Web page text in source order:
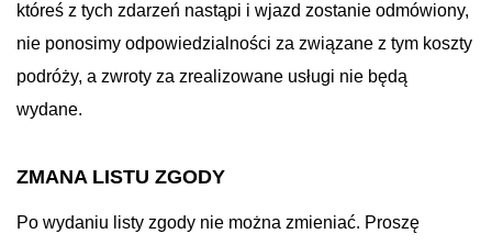
któreś z tych zdarzeń nastąpi i wjazd zostanie odmówiony,
nie ponosimy odpowiedzialności za związane z tym koszty
podróży, a zwroty za zrealizowane usługi nie będą
wydane.
ZMANA LISTU ZGODY
Po wydaniu listy zgody nie można zmieniać. Proszę